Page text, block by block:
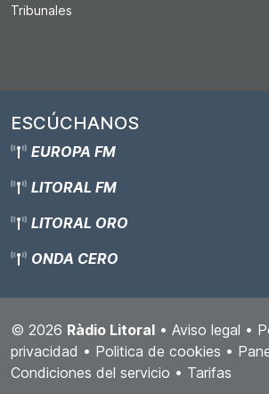
Tribunales
ESCÚCHANOS
EUROPA FM
LITORAL FM
LITORAL ORO
ONDA CERO
© 2026 Ràdio Litoral • Aviso legal •
privacidad • Politica de cookies •
Condiciones del servicio • Tarifas